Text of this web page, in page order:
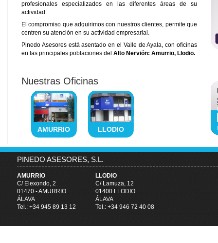
profesionales especializados en las diferentes áreas de su
actividad.
El compromiso que adquirimos con nuestros clientes, permite que
centren su atención en su actividad empresarial.
Pinedo Asesores está asentado en el Valle de Ayala, con oficinas
en las principales poblaciones del Alto Nervión: Amurrio, Llodio.
Nuestras Oficinas
AMURRIO LLODIO
PINEDO ASESORES, S.L.
AMURRIO
C/ Elexondo, 2
01470 - AMURRIO
ÁLAVA
Tel.: +34 945 89 13 12
LLODIO
C/ Lamuza, 12
01400 LLODIO
ÁLAVA
Tel.: +34 946 72 40 08